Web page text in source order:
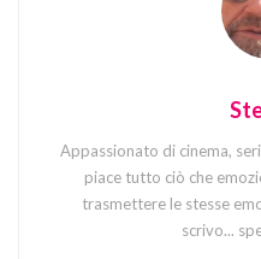
Appassionato di cinema,
piace tutto ciò che
trasmettere le stesse
scrivo...